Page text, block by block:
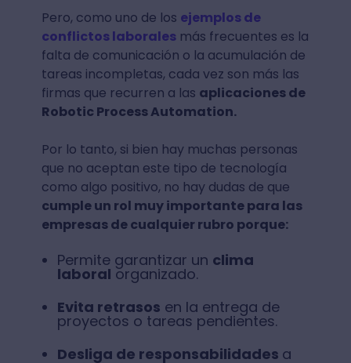
Pero, como uno de los ejemplos de
conflictos laboralesmás frecuentes es la
falta de comunicación o la acumulación de
tareas incompletas, cada vez son más las
firmas que recurren a las aplicaciones de
Robotic Process Automation.
Por lo tanto, si bien hay muchas personas
que no aceptan este tipo de tecnología
como algo positivo, no hay dudas de que
cumple un rol muy importante para las
empresas de cualquier rubro porque:
Permite garantizar un clima
laboral organizado.
Evita retrasos en la entrega de
proyectos o tareas pendientes.
Desliga de responsabilidades a